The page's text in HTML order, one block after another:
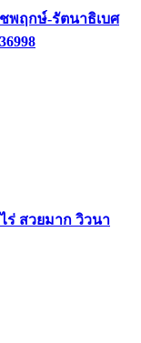
พฤกษ์-รัตนาธิเบศ
ร่ สวยมาก วิวนา